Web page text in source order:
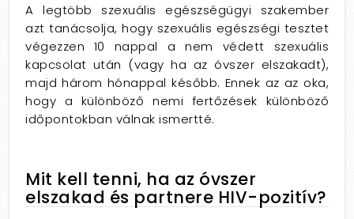
A legtöbb szexuális egészségügyi szakember
azt tanácsolja, hogy szexuális egészségi tesztet
végezzen 10 nappal a nem védett szexuális
kapcsolat után (vagy ha az óvszer elszakadt),
majd három hónappal később. Ennek az az oka,
hogy a különböző nemi fertőzések különböző
időpontokban válnak ismertté.
Mit kell tenni, ha az óvszer
elszakad és partnere HIV-pozitív?